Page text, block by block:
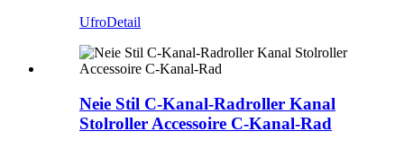
UfroDetail
Neie Stil C-Kanal-Radroller Kanal
Stolroller Accessoire C-Kanal-Rad